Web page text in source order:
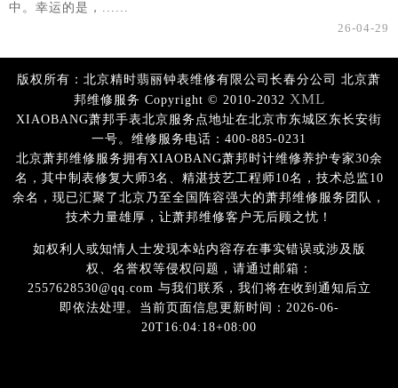
中。幸运的是，......
26-04-29
版权所有：北京精时翡丽钟表维修有限公司长春分公司 北京萧
邦维修服务 Copyright © 2010-2032 XML
XIAOBANG萧邦手表北京服务点地址在北京市东城区东长安街
一号。维修服务电话：400-885-0231
北京萧邦维修服务拥有XIAOBANG萧邦时计维修养护专家30余
名，其中制表修复大师3名、精湛技艺工程师10名，技术总监10
余名，现已汇聚了北京乃至全国阵容强大的萧邦维修服务团队，
技术力量雄厚，让萧邦维修客户无后顾之忧！
如权利人或知情人士发现本站内容存在事实错误或涉及版
权、名誉权等侵权问题，请通过邮箱：
2557628530@qq.com 与我们联系，我们将在收到通知后立
即依法处理。当前页面信息更新时间：2026-06-
20T16:04:18+08:00